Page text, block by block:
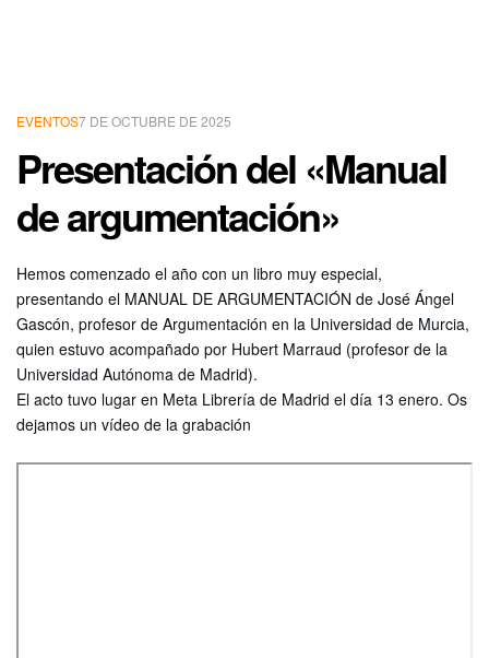
EVENTOS7 DE OCTUBRE DE 2025
Presentación del «Manual
de argumentación»
Hemos comenzado el año con un libro muy especial,
presentando el MANUAL DE ARGUMENTACIÓN de José Ángel
Gascón, profesor de Argumentación en la Universidad de Murcia,
quien estuvo acompañado por Hubert Marraud (profesor de la
Universidad Autónoma de Madrid).
El acto tuvo lugar en Meta Librería de Madrid el día 13 enero. Os
dejamos un vídeo de la grabación